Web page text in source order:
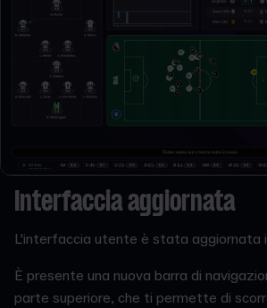
Interfaccia aggiornata
L'interfaccia utente è stata aggiornata
È presente una nuova barra di
parte superiore, che ti permette di